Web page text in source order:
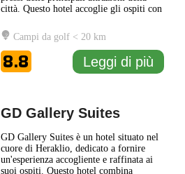
città. Questo hotel accoglie gli ospiti con
calda, riflettendo la cultura locale con
tocchi di stile greco. Le camere dell'Ibis
Styles Heraklion Central sono arredate
con gusto
... Leggi di più
Campi da golf < 20 km
8.8 Leggi di più
GD Gallery Suites
GD Gallery Suites è un hotel situato nel
cuore di Heraklio, dedicato a fornire
un'esperienza accogliente e raffinata ai
suoi ospiti. Questo hotel combina